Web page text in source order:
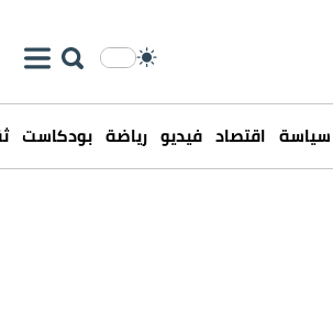
سياسة اقتصاد فيديو رياضة بودكاست